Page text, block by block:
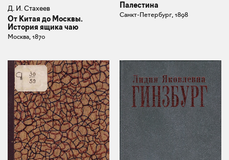
Д. И. Стахеев
От Китая до Москвы.
История ящика чаю
Москва, 1870
Палестина
Санкт-Петербург, 1898